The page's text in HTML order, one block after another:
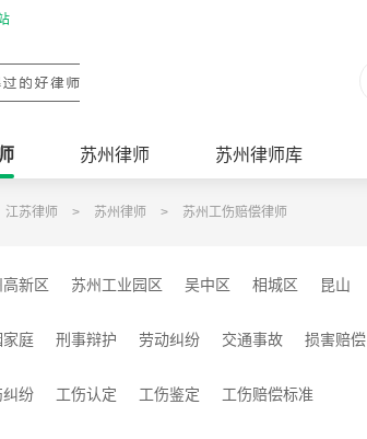
苏州律师 苏州律师库
江苏律师 > 苏州律师 > 苏州工伤赔偿律师
高新区 苏州工业园区 吴中区 相城区 昆山
姑苏区
家庭 刑事辩护 劳动纠纷 交通事故 损害赔偿
赔偿 公司经营 诉讼仲裁 征地拆迁 行政类
纠纷 工伤认定 工伤鉴定 工伤赔偿标准